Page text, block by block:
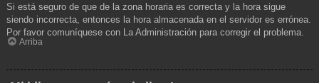
Si está seguro de que de la zona horaria es correcta y la hora sigue
siendo incorrecta, entonces la hora almacenada en el servidor es errónea.
Por favor comuníquese con La Administración para corregir el problema.
Arriba